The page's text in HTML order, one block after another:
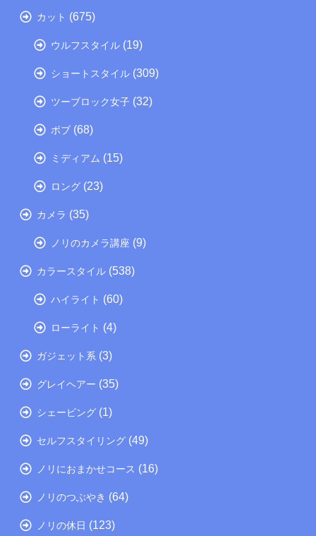
カット (675)
ウルフスタイル (19)
ショートスタイル (309)
ツーブロック女子 (32)
ボブ (68)
ミディアム (15)
ロング (23)
カメラ (35)
ノリのカメラ講座 (9)
カラースタイル (538)
ハイライト (60)
ローライト (4)
ガジェット系 (3)
グレイヘアー (35)
シェービング (1)
セルフスタイリング (49)
ノリにおまかせコース (16)
ノリのつぶやき (64)
ノリの休日 (123)